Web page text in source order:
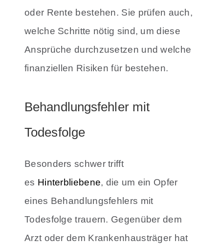
oder Rente bestehen. Sie prüfen auch,
welche Schritte nötig sind, um diese
Ansprüche durchzusetzen und welche
finanziellen Risiken für bestehen.
Behandlungsfehler mit
Todesfolge
Besonders schwer trifft
es Hinterbliebene, die um ein Opfer
eines Behandlungsfehlers mit
Todesfolge trauern. Gegenüber dem
Arzt oder dem Krankenhausträger hat